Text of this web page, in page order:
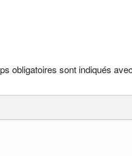
obligatoires sont indiqués avec